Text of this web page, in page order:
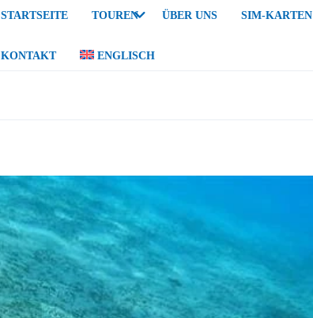
STARTSEITE TOUREN ÜBER UNS SIM-KARTEN
KONTAKT ENGLISCH